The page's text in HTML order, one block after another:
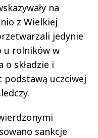
na
z Wielkiej
jedynie
u rolników w
o składzie i
podstawą uczciwej
sankcje